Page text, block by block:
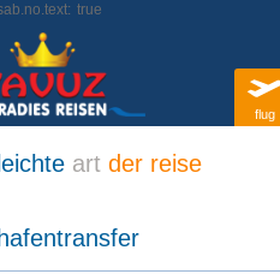
true
flug
art der reise